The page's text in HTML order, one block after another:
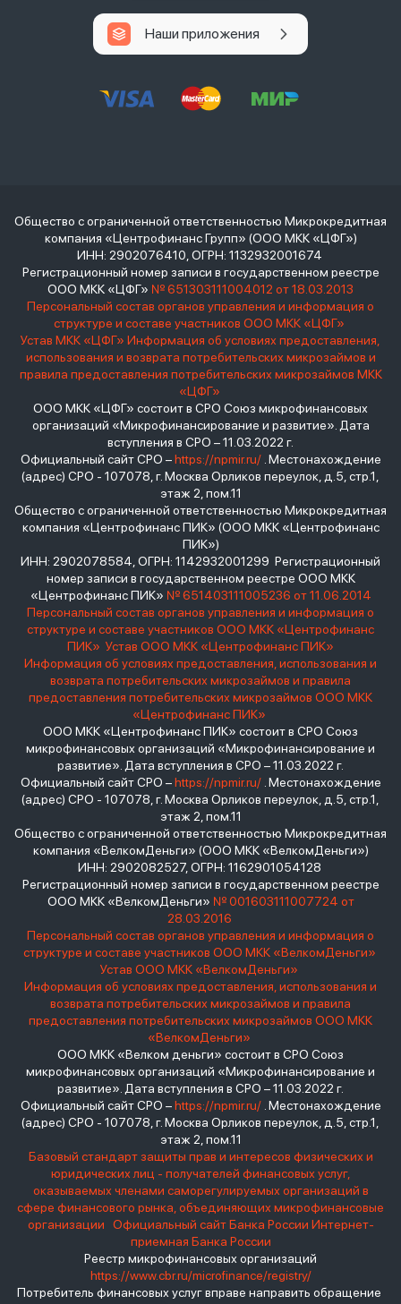
Наши приложения
Общество с ограниченной ответственностью Микрокредитная
компания «Центрофинанс Групп» (ООО МКК «ЦФГ»)
ИНН: 2902076410, ОГРН: 1132932001674
Регистрационный номер записи в государственном реестре
ООО МКК «ЦФГ» № 651303111004012 от 18.03.2013
Персональный состав органов управления и информация о
структуре и составе участников ООО МКК «ЦФГ»
Устав МКК «ЦФГ» Информация об условиях предоставления,
использования и возврата потребительских микрозаймов и
правила предоставления потребительских микрозаймов МКК
«ЦФГ»
ООО МКК «ЦФГ» состоит в СРО Союз микрофинансовых
организаций «Микрофинансирование и развитие». Дата
вступления в СРО – 11.03.2022 г.
Официальный сайт СРО –https://npmir.ru/. Местонахождение
(адрес) СРО - 107078, г. Москва Орликов переулок, д.5, стр.1,
этаж 2, пом.11
Общество с ограниченной ответственностью Микрокредитная
компания «Центрофинанс ПИК» (ООО МКК «Центрофинанс
ПИК»)
ИНН: 2902078584, ОГРН: 1142932001299 Регистрационный
номер записи в государственном реестре ООО МКК
«Центрофинанс ПИК» № 651403111005236 от 11.06.2014
Персональный состав органов управления и информация о
структуре и составе участников ООО МКК «Центрофинанс
ПИК» Устав ООО МКК «Центрофинанс ПИК»
Информация об условиях предоставления, использования и
возврата потребительских микрозаймов и правила
предоставления потребительских микрозаймов ООО МКК
«Центрофинанс ПИК»
ООО МКК «Центрофинанс ПИК» состоит в СРО Союз
микрофинансовых организаций «Микрофинансирование и
развитие». Дата вступления в СРО – 11.03.2022 г.
Официальный сайт СРО –https://npmir.ru/. Местонахождение
(адрес) СРО - 107078, г. Москва Орликов переулок, д.5, стр.1,
этаж 2, пом.11
Общество с ограниченной ответственностью Микрокредитная
компания «ВелкомДеньги» (ООО МКК «ВелкомДеньги»)
ИНН: 2902082527, ОГРН: 1162901054128
Регистрационный номер записи в государственном реестре
ООО МКК «ВелкомДеньги» № 001603111007724 от
28.03.2016
Персональный состав органов управления и информация о
структуре и составе участников ООО МКК «ВелкомДеньги»
Устав ООО МКК «ВелкомДеньги»
Информация об условиях предоставления, использования и
возврата потребительских микрозаймов и правила
предоставления потребительских микрозаймов ООО МКК
«ВелкомДеньги»
ООО МКК «Велком деньги» состоит в СРО Союз
микрофинансовых организаций «Микрофинансирование и
развитие». Дата вступления в СРО – 11.03.2022 г.
Официальный сайт СРО –https://npmir.ru/. Местонахождение
(адрес) СРО - 107078, г. Москва Орликов переулок, д.5, стр.1,
этаж 2, пом.11
Базовый стандарт защиты прав и интересов физических и
юридических лиц - получателей финансовых услуг,
оказываемых членами саморегулируемых организаций в
сфере финансового рынка, объединяющих микрофинансовые
организации
Официальный сайт Банка России Интернет-
приемная Банка России
Реестр микрофинансовых организаций
https://www.cbr.ru/microfinance/registry/
Потребитель финансовых услуг вправе направить обращение